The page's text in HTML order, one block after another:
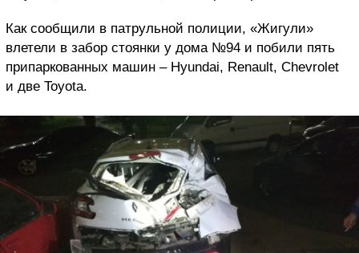
Как сообщили в патрульной полиции, «Жигули»
влетели в забор стоянки у дома №94 и побили пять
припаркованных машин – Hyundai, Renault, Chevrolet
и две Toyota.